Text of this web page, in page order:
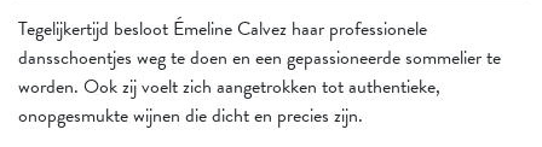
Tegelijkertijd besloot Émeline Calvez haar professionele
dansschoentjes weg te doen en een gepassioneerde sommelier te
worden. Ook zij voelt zich aangetrokken tot authentieke,
onopgesmukte wijnen die dicht en precies zijn.